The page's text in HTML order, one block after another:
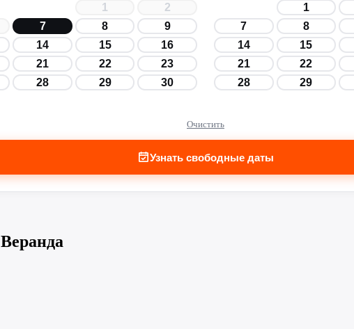
1
2
7 8
9
14 15
16
21 22
23
28 29
30
1
7
8
14
15
21
22
28
29
Очистить
Узнать свободные даты
Веранда